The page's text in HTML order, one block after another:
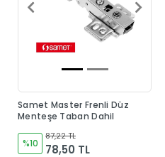
Samet Master Frenli Düz
Menteşe Taban Dahil
%10
87,22 TL
78,50 TL